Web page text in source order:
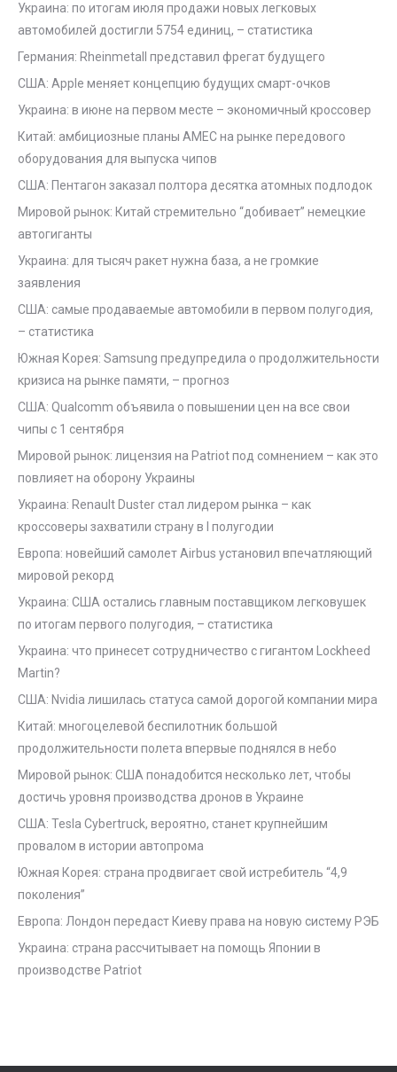
Украина: по итогам июля продажи новых легковых
автомобилей достигли 5754 единиц, – статистика
Германия: Rheinmetall представил фрегат будущего
США: Apple меняет концепцию будущих смарт-очков
Украина: в июне на первом месте – экономичный кроссовер
Китай: амбициозные планы AMEC на рынке передового
оборудования для выпуска чипов
США: Пентагон заказал полтора десятка атомных подлодок
Мировой рынок: Китай стремительно “добивает” немецкие
автогиганты
Украина: для тысяч ракет нужна база, а не громкие
заявления
США: самые продаваемые автомобили в первом полугодия,
– статистика
Южная Корея: Samsung предупредила о продолжительности
кризиса на рынке памяти, – прогноз
США: Qualcomm объявила о повышении цен на все свои
чипы с 1 сентября
Мировой рынок: лицензия на Patriot под сомнением – как это
повлияет на оборону Украины
Украина: Renault Duster стал лидером рынка – как
кроссоверы захватили страну в I полугодии
Европа: новейший самолет Airbus установил впечатляющий
мировой рекорд
Украина: США остались главным поставщиком легковушек
по итогам первого полугодия, – статистика
Украина: что принесет сотрудничество с гигантом Lockheed
Martin?
США: Nvidia лишилась статуса самой дорогой компании мира
Китай: многоцелевой беспилотник большой
продолжительности полета впервые поднялся в небо
Мировой рынок: США понадобится несколько лет, чтобы
достичь уровня производства дронов в Украине
США: Tesla Cybertruck, вероятно, станет крупнейшим
провалом в истории автопрома
Южная Корея: страна продвигает свой истребитель “4,9
поколения”
Европа: Лондон передаст Киеву права на новую систему РЭБ
Украина: страна рассчитывает на помощь Японии в
производстве Patriot